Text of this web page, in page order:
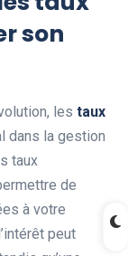
son
les taux
dans la gestion
taux
de
à votre
peut